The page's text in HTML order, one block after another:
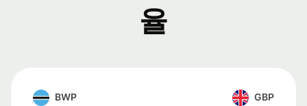
율
BWP GBP